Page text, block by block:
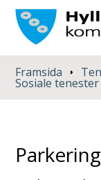
Du er her:
Framsida
Sosiale